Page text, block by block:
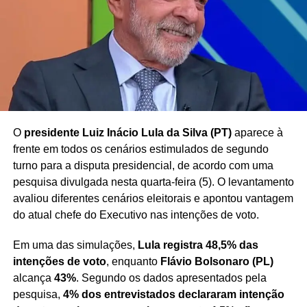
possibilidade de penhora de parte da remuneração de
agentes públicos para quitação de dívidas
, tema
frequentemente debatido no âmbito do Poder Judiciário.
O presidente Luiz Inácio Lula da Silva (PT)aparece à
frente em todos os cenários estimulados de segundo
turno para a disputa presidencial, de acordo com uma
pesquisa divulgada nesta quarta-feira (5). O levantamento
avaliou diferentes cenários eleitorais e apontou vantagem
do atual chefe do Executivo nas intenções de voto.
Em uma das simulações, Lula registra 48,5% das
intenções de voto, enquanto Flávio Bolsonaro (PL)
alcança 43%. Segundo os dados apresentados pela
pesquisa, 4% dos entrevistados declararam intenção